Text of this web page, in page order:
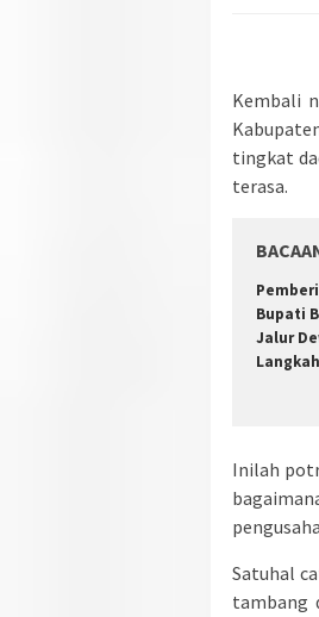
Kembali
tingkat
terasa.
Bupati
Jalur
Inilah
Satuhal
tambang